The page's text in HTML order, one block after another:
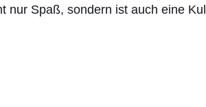
Spaß, sondern ist auch eine